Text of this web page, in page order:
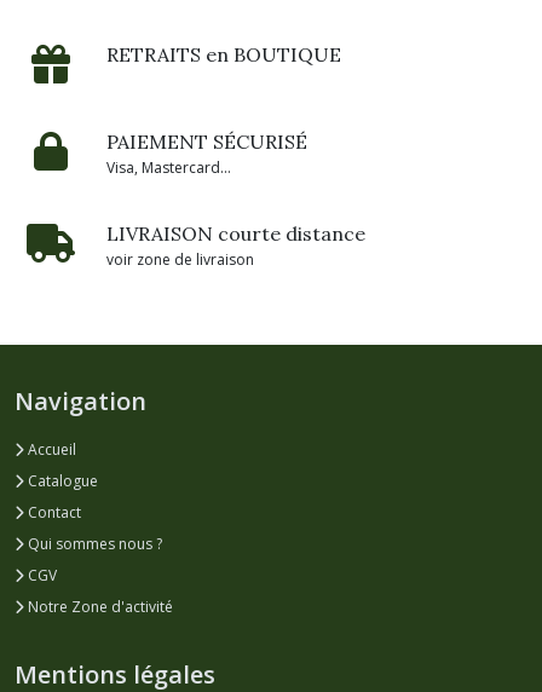
RETRAITS en BOUTIQUE
PAIEMENT SÉCURISÉ
Visa, Mastercard...
LIVRAISON courte distance
voir zone de livraison
Navigation
Accueil
Catalogue
Contact
Qui sommes nous ?
CGV
Notre Zone d'activité
Mentions légales